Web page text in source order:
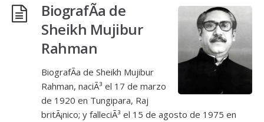
BiografÃ­a de
Sheikh Mujibur
Rahman
BiografÃ­a de Sheikh Mujibur
Rahman, naciÃ³ el 17 de marzo
de 1920 en Tungipara, Raj
britÃ¡nico; y falleciÃ³ el 15 de agosto de 1975 en